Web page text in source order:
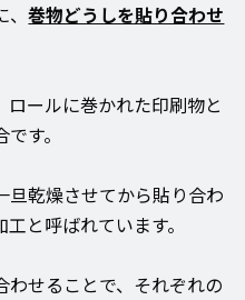
、巻物どうしを貼り合わせ
ールに巻かれた印刷物と
す。
旦乾燥させてから貼り合わ
と呼ばれています。
せることで、それぞれの